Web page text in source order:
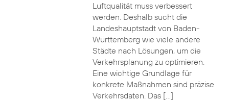
Luftqualität muss verbessert
werden. Deshalb sucht die
Landeshauptstadt von Baden-
Württemberg wie viele andere
Städte nach Lösungen, um die
Verkehrsplanung zu optimieren.
Eine wichtige Grundlage für
konkrete Maßnahmen sind präzise
Verkehrsdaten. Das […]